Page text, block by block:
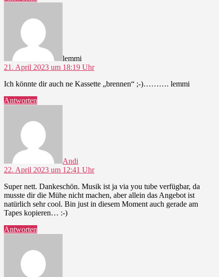
lemmi
21. April 2023 um 18:19 Uhr
Ich könnte dir auch ne Kassette „brennen“ ;-)………. lemmi
Antworten
Andi
22. April 2023 um 12:41 Uhr
Super nett. Dankeschön. Musik ist ja via you tube verfügbar, da
musste dir die Mühe nicht machen, aber allein das Angebot ist
natürlich sehr cool. Bin just in diesem Moment auch gerade am
Tapes kopieren… :-)
Antworten